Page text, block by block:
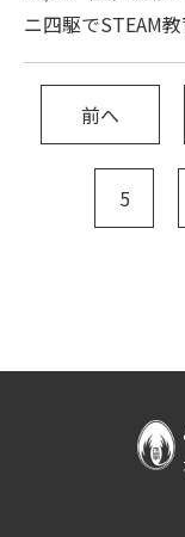
ニ四駆でSTEAM
前へ
5